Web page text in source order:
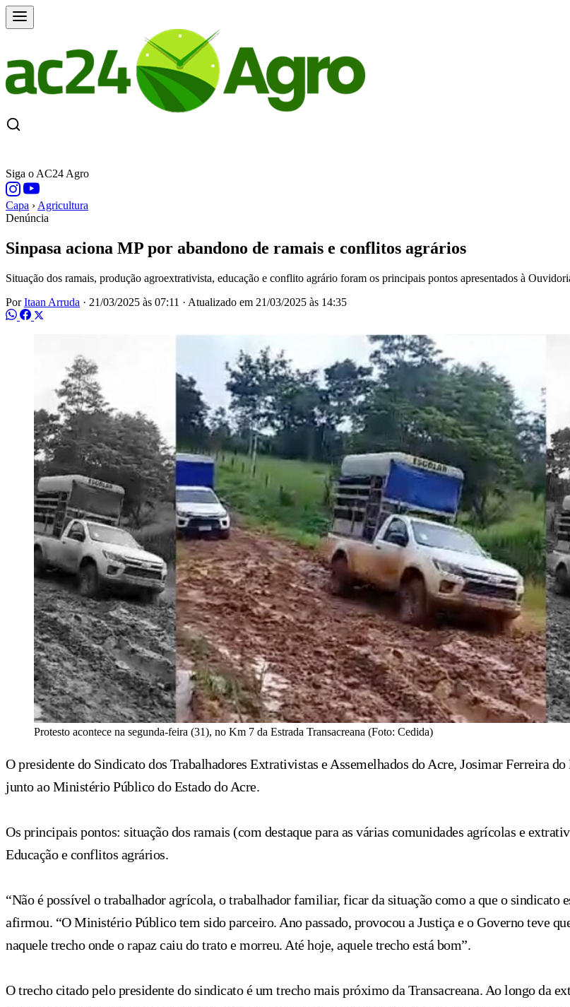
Siga o AC24 Agro
Capa › Agricultura
Denúncia
Sinpasa aciona MP por abandono de ramais e conflitos agrários
Situação dos ramais, produção agroextrativista, educação e conflito agrário foram os principais pontos apresentados à
PorItaan Arruda · 21/03/2025 às 07:11 · Atualizado em 21/03/2025 às 14:35
Protesto acontece na segunda-feira (31), no Km 7 da Estrada Transacreana (Foto: Cedida)
O presidente do Sindicato dos Trabalhadores Extrativistas e Assemelhados do Acre, Josimar Ferreira
junto ao Ministério Público do Estado do Acre.
Os principais pontos: situação dos ramais (com destaque para as várias comunidades agrícolas e
Educação e conflitos agrários.
“Não é possível o trabalhador agrícola, o trabalhador familiar, ficar da situação como a que o sindicato
afirmou. “O Ministério Público tem sido parceiro. Ano passado, provocou a Justiça e o Governo teve
naquele trecho onde o rapaz caiu do trato e morreu. Até hoje, aquele trecho está bom”.
O trecho citado pelo presidente do sindicato é um trecho mais próximo da Transacreana. Ao longo da